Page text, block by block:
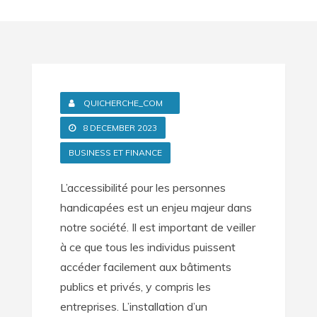
QUICHERCHE_COM
8 DECEMBER 2023
BUSINESS ET FINANCE
L’accessibilité pour les personnes
handicapées est un enjeu majeur dans
notre société. Il est important de veiller
à ce que tous les individus puissent
accéder facilement aux bâtiments
publics et privés, y compris les
entreprises. L’installation d’un